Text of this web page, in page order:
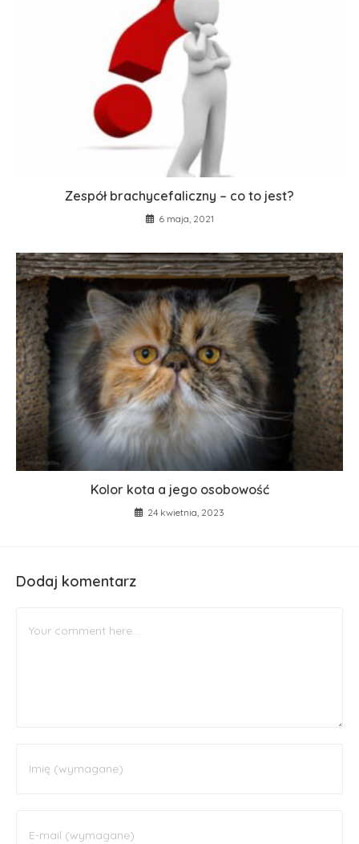
Zespół brachycefaliczny – co to jest?
6 maja, 2021
Kolor kota a jego osobowość
24 kwietnia, 2023
Dodaj komentarz